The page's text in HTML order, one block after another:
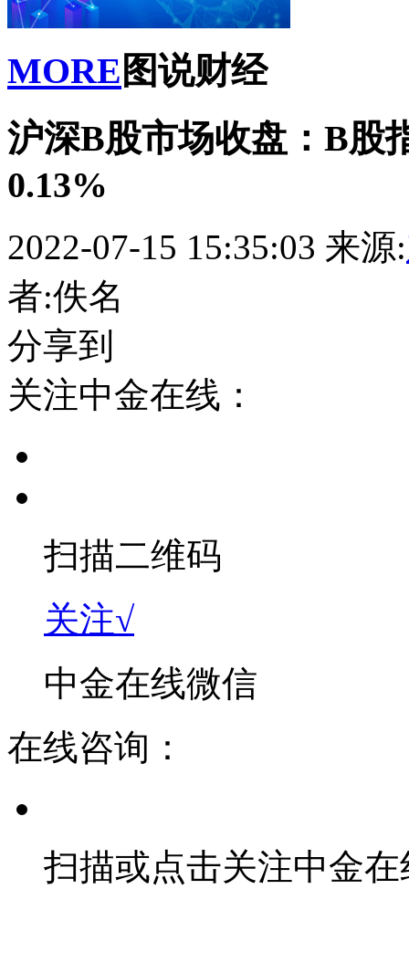
MORE 图说财经
沪深B股市场收盘：B股
0.13%
2022-07-15 15:35:03 来源:
者:佚名
分享到
关注中金在线：
扫描二维码
关注√
中金在线微信
在线咨询：
扫描或点击关注中金